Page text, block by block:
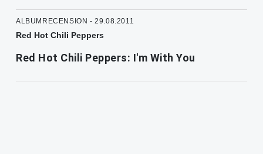
ALBUMRECENSION - 29.08.2011
Red Hot Chili Peppers
Red Hot Chili Peppers: I'm With You